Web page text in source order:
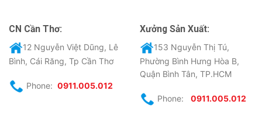
CN Cần Thơ:
12 Nguyễn Việt Dũng, Lê
Bình, Cái Răng, Tp Cần Thơ
Phone: 0911.005.012
Xưởng Sản Xuất:
153 Nguyễn Thị Tú,
Phường Bình Hưng Hòa B,
Quận Bình Tân, TP.HCM
Phone: 0911.005.012